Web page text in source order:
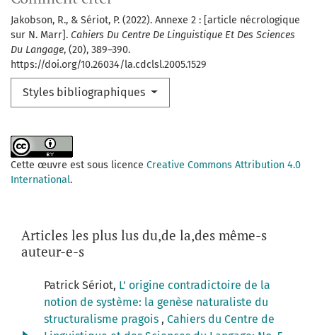
Jakobson, R., & Sériot, P. (2022). Annexe 2 : [article nécrologique
sur N. Marr]. Cahiers Du Centre De Linguistique Et Des Sciences
Du Langage, (20), 389–390.
https://doi.org/10.26034/la.cdclsl.2005.1529
Styles bibliographiques
Cette œuvre est sous licence Creative Commons Attribution 4.0
International.
Articles les plus lus du,de la,des même-s
auteur-e-s
Patrick Sériot, L' origine contradictoire de la
notion de système: la genèse naturaliste du
structuralisme pragois , Cahiers du Centre de